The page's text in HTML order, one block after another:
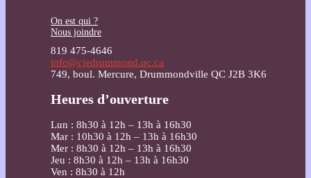
On est qui ?
Nous joindre
819 475-4646
info@cjedrummond.qc.ca
749, boul. Mercure, Drummondville QC J2B 3K6
Heures d’ouverture
Lun : 8h30 à 12h – 13h à 16h30
Mar : 10h30 à 12h – 13h à 16h30
Mer : 8h30 à 12h – 13h à 16h30
Jeu : 8h30 à 12h – 13h à 16h30
Ven : 8h30 à 12h